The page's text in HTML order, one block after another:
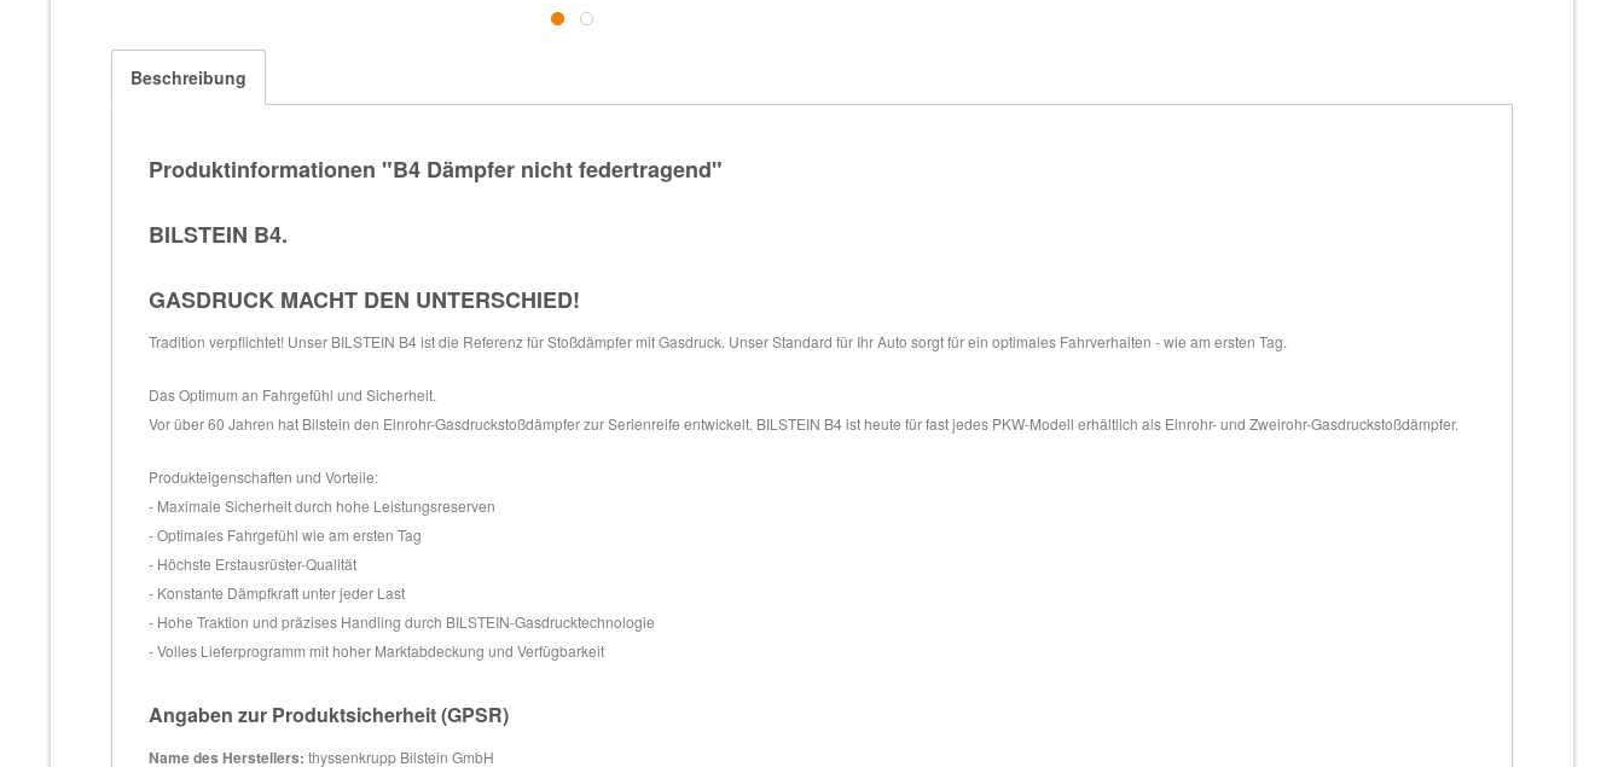
Beschreibung
Produktinformationen "B4 Dämpfer nicht federtragend"
BILSTEIN B4.
GASDRUCK MACHT DEN UNTERSCHIED!
Tradition verpflichtet! Unser BILSTEIN B4 ist die Referenz für Stoßdämpfer mit Gasdruck. Unser Standard für Ihr Auto sorgt für ein optimales Fahrverhalten - wie am ersten Tag.
Das Optimum an Fahrgefühl und Sicherheit.
Vor über 60 Jahren hat Bilstein den Einrohr-Gasdruckstoßdämpfer zur Serienreife entwickelt. BILSTEIN B4 ist heute für fast jedes PKW-Modell erhältlich als Einrohr- und Zweirohr-Gasdruckstoßdämpfer.
Produkteigenschaften und Vorteile:
- Maximale Sicherheit durch hohe Leistungsreserven
- Optimales Fahrgefühl wie am ersten Tag
- Höchste Erstausrüster-Qualität
- Konstante Dämpfkraft unter jeder Last
- Hohe Traktion und präzises Handling durch BILSTEIN-Gasdrucktechnologie
- Volles Lieferprogramm mit hoher Marktabdeckung und Verfügbarkeit
Angaben zur Produktsicherheit (GPSR)
Name des Herstellers: thyssenkrupp Bilstein GmbH